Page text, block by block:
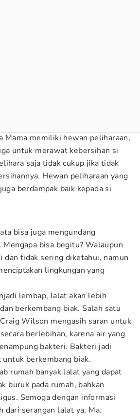
Mama memiliki hewan peliharaan,
untuk merawat kebersihan si
saja tidak cukup jika tidak
Hewan peliharaan yang
berdampak baik kepada si
bisa juga mengundang
bisa begitu? Walaupun
dan tidak sering diketahui, namun
lingkungan yang
lembap, lalat akan lebih
berkembang biak. Salah satu
Wilson mengasih saran untuk
berlebihan, karena air yang
bakteri. Bakteri jadi
berkembang biak.
rumah banyak lalat yang dapat
buruk pada rumah, bahkan
Semoga dengan informasi
dari serangan lalat ya, Ma.